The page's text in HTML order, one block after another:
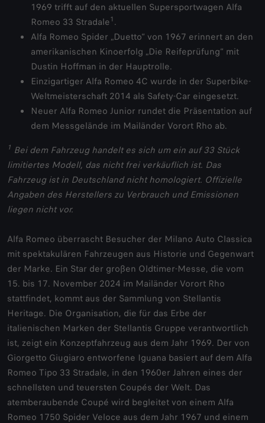
1969 trifft auf den aktuellen Supersportwagen Alfa
Romeo 33 Stradale1.
Alfa Romeo Spider „Duetto“ von 1967 erinnert an den
amerikanischen Kinoerfolg „Die Reifeprüfung“ mit
Dustin Hoffman in der Hauptrolle.
Einzigartiger Alfa Romeo 4C wurde in der Superbike-
Weltmeisterschaft 2014 als Safety-Car eingesetzt.
Neuer Alfa Romeo Junior rundet die Präsentation auf
dem Messgelände im Mailänder Vorort Rho ab.
1 Bei dem Fahrzeug handelt es sich um ein auf 33 Stück
limitiertes Modell, das nicht frei verkäuflich ist. Das
Fahrzeug ist in Deutschland nicht homologiert. Offizielle
Angaben des Herstellers zu Verbrauch und Emissionen
liegen nicht vor.
Alfa Romeo überrascht Besucher der Milano Auto Classica
mit spektakulären Fahrzeugen aus Historie und Gegenwart
der Marke. Ein Star der großen Oldtimer-Messe, die vom
15. bis 17. November 2024 im Mailänder Vorort Rho
stattfindet, kommt aus der Sammlung von Stellantis
Heritage. Die Organisation, die für das Erbe der
italienischen Marken der Stellantis Gruppe verantwortlich
ist, zeigt ein Konzeptfahrzeug aus dem Jahr 1969. Der von
Giorgetto Giugiaro entworfene Iguana basiert auf dem Alfa
Romeo Tipo 33 Stradale, in den 1960er Jahren eines der
schnellsten und teuersten Coupés der Welt. Das
atemberaubende Coupé wird begleitet von einem Alfa
Romeo 1750 Spider Veloce aus dem Jahr 1967 und einem